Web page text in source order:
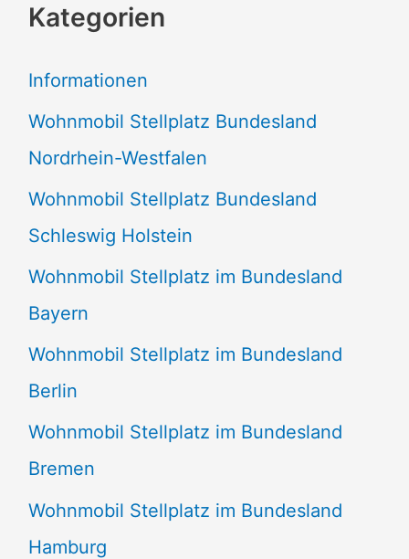
h
n
n
a
c
h
:
Kategorien
Informationen
Wohnmobil Stellplatz Bundesland
Nordrhein-Westfalen
Wohnmobil Stellplatz Bundesland
Schleswig Holstein
Wohnmobil Stellplatz im Bundesland
Bayern
Wohnmobil Stellplatz im Bundesland
Berlin
Wohnmobil Stellplatz im Bundesland
Bremen
Wohnmobil Stellplatz im Bundesland
Hamburg